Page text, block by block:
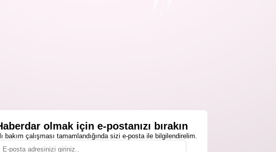
olmak için e-postanızı bırakın
bakım çalışması tamamlandığında sizi e-posta ile bilgilendirelim.